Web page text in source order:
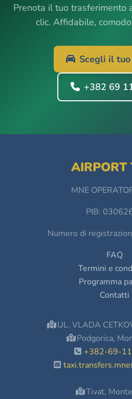
Prenota il tuo trasferimento
clic. Affidabile,
Scegli il
+382 69
AIRPORT
MNE
PIB:
Numero di
FAQ
Termini e
Programma
Contatti
UL. VLADA
Podgorica,
+382-69-
Tivat,